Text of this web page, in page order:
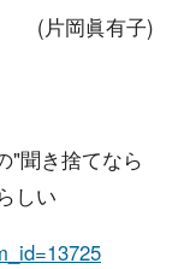
(片岡眞有子)
"聞き捨てなら
しい